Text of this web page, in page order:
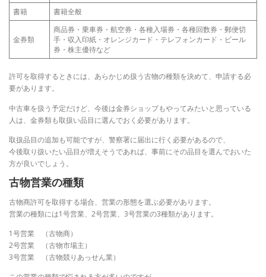
書籍
書籍全般
金券類
商品券・乗車券・航空券・各種入場券・各種回数券・郵便切
手・収入印紙・オレンジカード・テレフォンカード・ビール
券・株主優待など
許可を取得するときには、あらかじめ扱う古物の種類を決めて、申請する必
要があります。
中古車を扱う予定だけど、今後は金券ショップもやってみたいと思っている
人は、金券類も取扱い品目に選んでおく必要があります。
取扱品目の追加も可能ですが、警察署に届出に行く必要があるので、
今後取り扱いたい品目が増えそうであれば、事前にその品目を選んでおいた
方が良いでしょう。
古物営業の種類
古物商許可を取得する場合、営業の形態を選ぶ必要があります。
営業の種類には1号営業、2号営業、3号営業の3種類があります。
1号営業 （古物商）
2号営業 （古物市場主）
3号営業 （古物競りあっせん業）